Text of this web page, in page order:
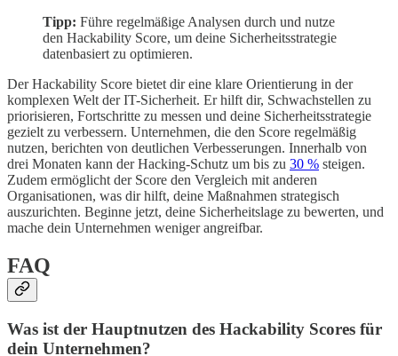
Tipp: Führe regelmäßige Analysen durch und nutze
den Hackability Score, um deine Sicherheitsstrategie
datenbasiert zu optimieren.
Der Hackability Score bietet dir eine klare Orientierung in der
komplexen Welt der IT-Sicherheit. Er hilft dir, Schwachstellen zu
priorisieren, Fortschritte zu messen und deine Sicherheitsstrategie
gezielt zu verbessern. Unternehmen, die den Score regelmäßig
nutzen, berichten von deutlichen Verbesserungen. Innerhalb von
drei Monaten kann der Hacking-Schutz um bis zu 30 % steigen.
Zudem ermöglicht der Score den Vergleich mit anderen
Organisationen, was dir hilft, deine Maßnahmen strategisch
auszurichten. Beginne jetzt, deine Sicherheitslage zu bewerten, und
mache dein Unternehmen weniger angreifbar.
FAQ
Was ist der Hauptnutzen des Hackability Scores für
dein Unternehmen?